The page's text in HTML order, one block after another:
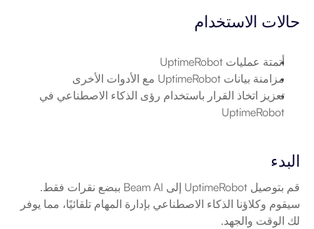
حالات الاستخدام
أتمتة عمليات UptimeRobot
مزامنة بيانات UptimeRobot مع الأدوات الأخرى
UptimeRobot
البدء
لك الوقت والجهد.